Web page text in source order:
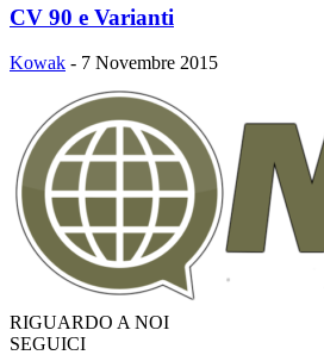
CV 90 e Varianti
Kowak - 7 Novembre 2015
RIGUARDO A NOI
SEGUICI